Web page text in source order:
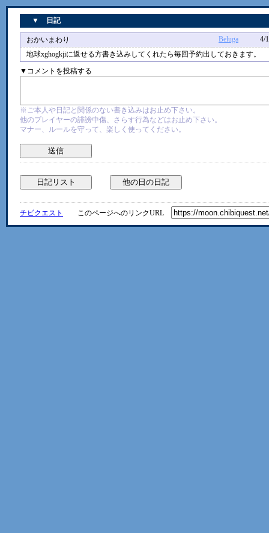
▼ 日記
おかいまわり Beluga 4/17
地球xghogkjiに返せる方書き込みしてくれたら毎回予約出しておきます。
▼コメントを投稿する
※ご本人や日記と関係のない書き込みはお止め下さい。
他のプレイヤーの誹謗中傷、さらす行為などはお止め下さい。
マナー、ルールを守って、楽しく使ってください。
チビクエスト このページへのリンクURL